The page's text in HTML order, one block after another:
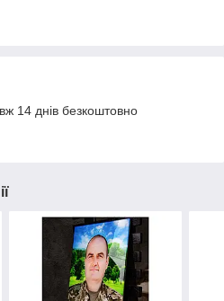
14 днів безкоштовно